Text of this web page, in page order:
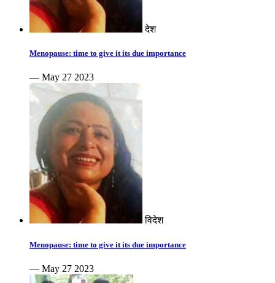
देश
Menopause: time to give it its due importance
— May 27 2023
विदेश
Menopause: time to give it its due importance
— May 27 2023